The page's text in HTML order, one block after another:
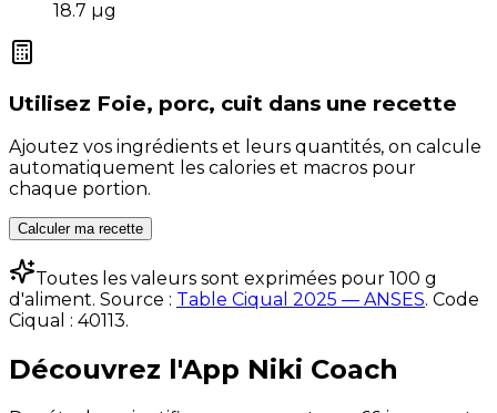
18.7 µg
Utilisez Foie, porc, cuit dans une recette
Ajoutez vos ingrédients et leurs quantités, on calcule
automatiquement les calories et macros pour
chaque portion.
Calculer ma recette
Toutes les valeurs sont exprimées pour 100 g
d'aliment. Source : Table Ciqual 2025 — ANSES. Code
Ciqual : 40113.
Découvrez l'App Niki Coach